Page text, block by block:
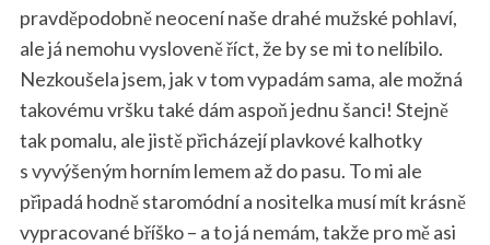
pravděpodobně neocení naše drahé mužské pohlaví,
ale já nemohu vysloveně říct, že by se mi to nelíbilo.
Nezkoušela jsem, jak v tom vypadám sama, ale možná
takovému vršku také dám aspoň jednu šanci! Stejně
tak pomalu, ale jistě přicházejí plavkové kalhotky
s vyvýšeným horním lemem až do pasu. To mi ale
připadá hodně staromódní a nositelka musí mít krásně
vypracované bříško – a to já nemám, takže pro mě asi